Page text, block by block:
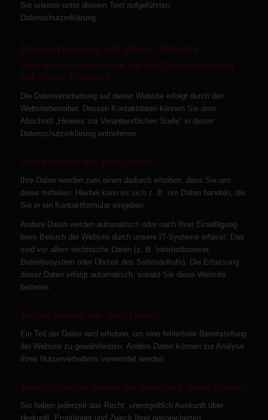
Sie unserer unter diesem Text aufgeführten
Datenschutzerklärung.
Datenerfassung auf dieser Website
Wer ist verantwortlich für die Datenerfassung
auf dieser Website?
Die Datenverarbeitung auf dieser Website erfolgt durch den
Websitebetreiber. Dessen Kontaktdaten können Sie dem
Abschnitt „Hinweis zur Verantwortlichen Stelle“ in dieser
Datenschutzerklärung entnehmen.
Wie erfassen wir Ihre Daten?
Ihre Daten werden zum einen dadurch erhoben, dass Sie uns
diese mitteilen. Hierbei kann es sich z. B. um Daten handeln, die
Sie in ein Kontaktformular eingeben.
Andere Daten werden automatisch oder nach Ihrer Einwilligung
beim Besuch der Website durch unsere IT-Systeme erfasst. Das
sind vor allem technische Daten (z. B. Internetbrowser,
Betriebssystem oder Uhrzeit des Seitenaufrufs). Die Erfassung
dieser Daten erfolgt automatisch, sobald Sie diese Website
betreten.
Wofür nutzen wir Ihre Daten?
Ein Teil der Daten wird erhoben, um eine fehlerfreie Bereitstellung
der Website zu gewährleisten. Andere Daten können zur Analyse
Ihres Nutzerverhaltens verwendet werden.
Welche Rechte haben Sie bezüglich Ihrer Daten?
Sie haben jederzeit das Recht, unentgeltlich Auskunft über
Herkunft, Empfänger und Zweck Ihrer gespeicherten